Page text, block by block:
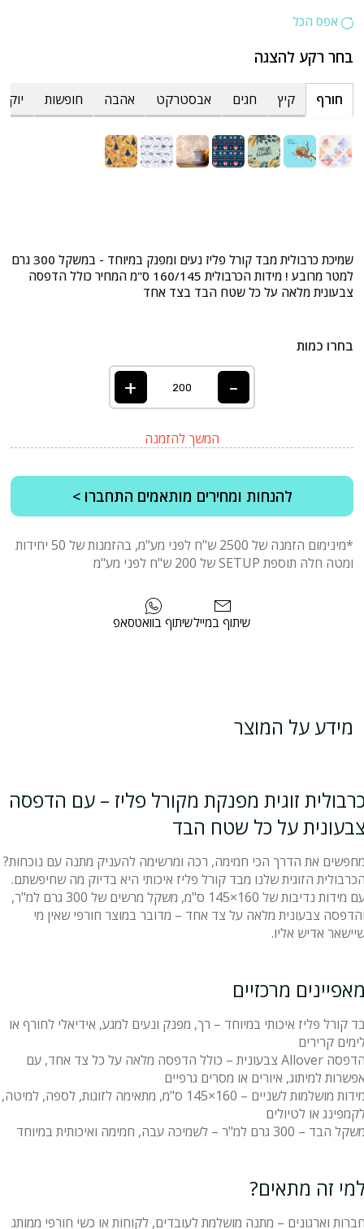
אפס הכל
בחר רקע להצגה
חורף קיץ חגים אבסטרקט אהבה חופשות
שמיכת כרבולית מבד קורל פליז נעים ומפנק במיוחד - במשקל 300 גרם
למטר מרובע ! מידות הכרבולית 160/145 ס"מ המחיר כולל הדפסה
צבעונית מלאה על כל שטח הבד בצד אחד
בחרו כמות
-
+
המשך להזמנה
להנחות ומחירים מותאמים התחברו >
*מינימום הזמנה של 2500 ש"ח לפני מע"מ, בהזמנות של 50 יחידות
ומטה חלה תוספת SETUP של 200 ש"ח לפני מע"מ
שיתוף בוואטסאפשיתוף במייל
מידע על המוצר
זוגית מפנקת מקורל פליז – עם הדפסה
על כל שטח הבד
את הדרך הכי חמימה, רכה ומרשימה להעניק מתנה עם נוכחות?
הזוגית שלנו מבד קורל פליז איכותי היא בדיוק מה שחיפשתם.
עם מידות נדיבות של 160×145 ס"מ, משקל מרשים של 300 גרם למ"ר,
צבעונית מלאה על צד אחד – מדובר במוצר חורפי שאין מי
אדיש אליו.
מרכזיים
קורל פליז איכותי במיוחד – רך, מפנק ונעים למגע, אידיאלי לחורף או
קרירים
הדפסה Allover צבעונית – כולל הדפסה מלאה על כל צד אחד, עם
למיתוג, איורים או מסרים גרפיים
מידות מושלמות לשניים – 160×145 ס"מ, מתאימה לזוגות, לספה, למיטה,
או לטיולים
הבד – 300 גרם למ"ר – לשמיכה עבה, חמימה ואיכותית במיוחד
זה מתאים?
וארגונים – מתנה מושלמת לעובדים, לקוחות או כשי חורפי ממותג